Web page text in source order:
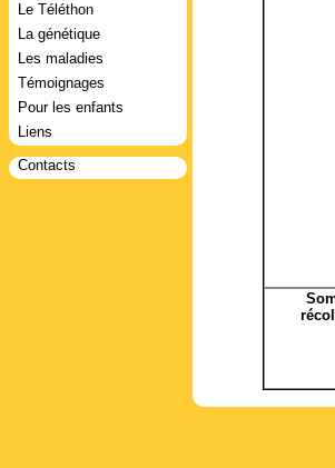
Le Téléthon
La génétique
Les maladies
Témoignages
Pour les enfants
Liens
Contacts